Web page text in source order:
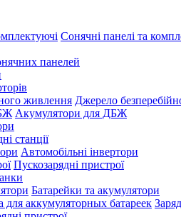
Сонячні панелі та
панелей
Джерело
Акумулятори для ДБЖ
станції
Автомобільні інвертори
Пускозарядні пристрої
Батарейки та акумулятори